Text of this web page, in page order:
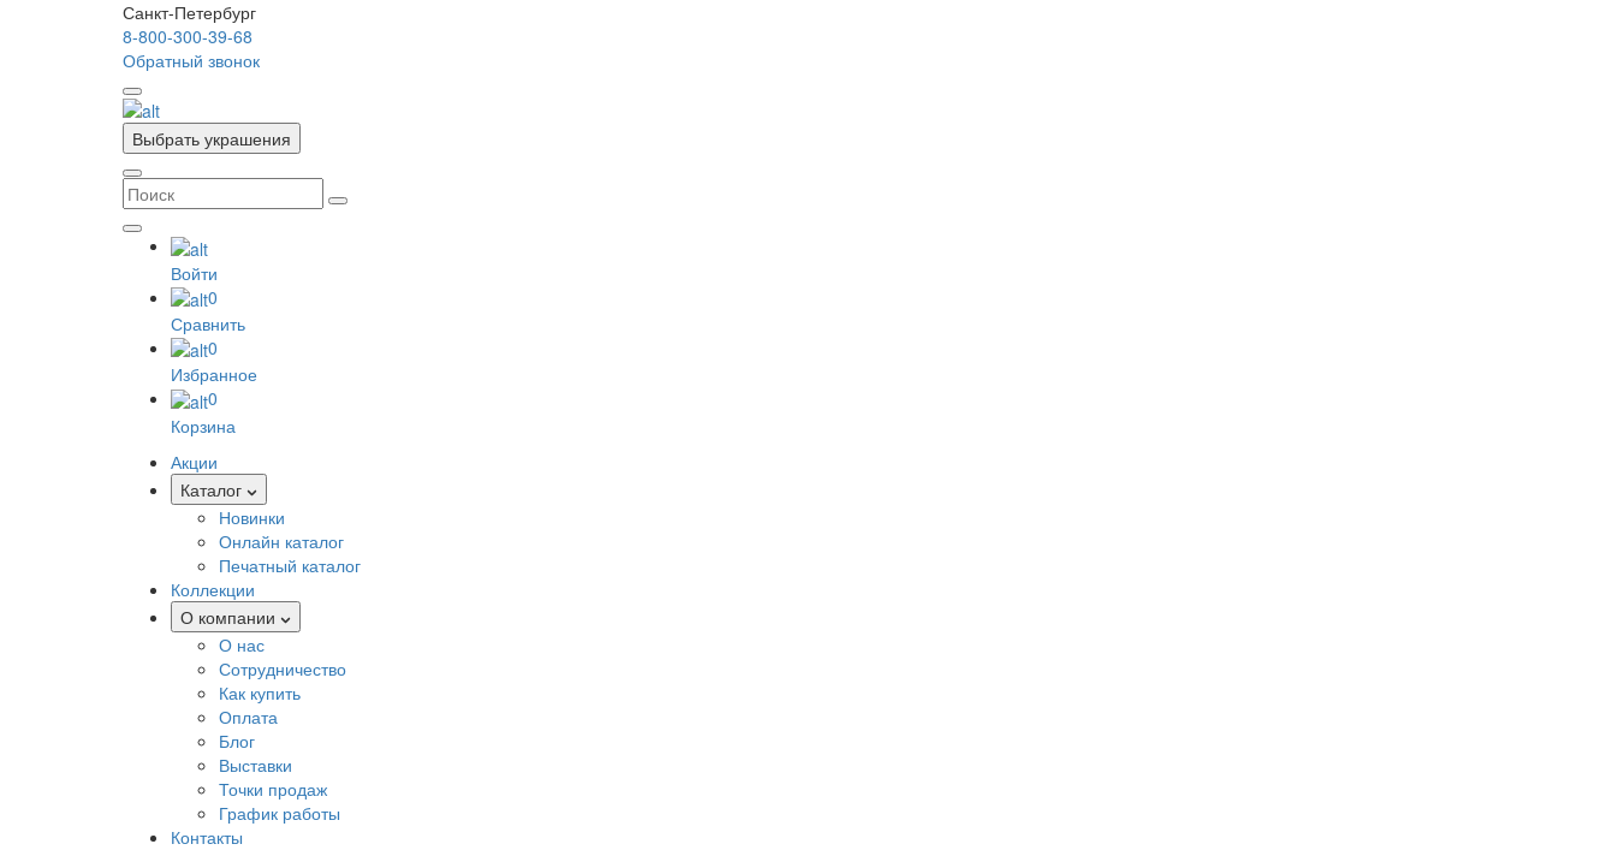
Санкт-Петербург
8-800-300-39-68
Обратный звонок
Выбрать украшения
Войти
0
Сравнить
0
Избранное
0
Корзина
Акции
Каталог
Новинки
Онлайн каталог
Печатный каталог
Коллекции
О компании
О нас
Сотрудничество
Как купить
Оплата
Блог
Выставки
Точки продаж
График работы
Контакты